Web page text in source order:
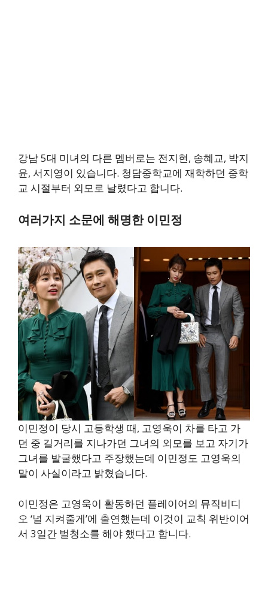
강남 5대 미녀의 다른 멤버로는 전지현, 송혜교, 박지
윤, 서지영이 있습니다. 청담중학교에 재학하던 중학
교 시절부터 외모로 날렸다고 합니다.
여러가지 소문에 해명한 이민정
이민정이 당시 고등학생 때, 고영욱이 차를 타고 가
던 중 길거리를 지나가던 그녀의 외모를 보고 자기가
그녀를 발굴했다고 주장했는데 이민정도 고영욱의
말이 사실이라고 밝혔습니다.
이민정은 고영욱이 활동하던 플레이어의 뮤직비디
오 ‘널 지켜줄게’에 출연했는데 이것이 교칙 위반이어
서 3일간 벌청소를 해야 했다고 합니다.